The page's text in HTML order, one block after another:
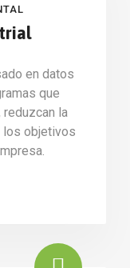
en datos
que
la
los objetivos